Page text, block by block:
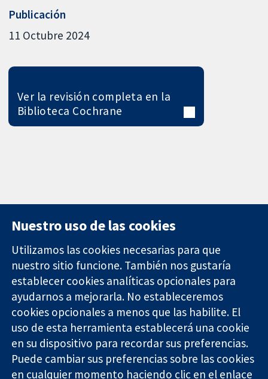
Publicación
11 Octubre 2024
Ver la revisión completa en la
Biblioteca Cochrane
Evidencia fiable.
Decisiones
informadas.
Mejor salud.
11-13 Cavendish
Square
Londres
W1G 0AN
Reino Unido
Contacto
Noticias
Prensa
Sobre
nosotros
Empleo
Cochrane
Library
Nuestro uso de las cookies
Utilizamos las cookies necesarias para que
nuestro sitio funcione. También nos gustaría
establecer cookies analíticas opcionales para
ayudarnos a mejorarla. No estableceremos
cookies opcionales a menos que las habilite. El
uso de esta herramienta establecerá una cookie
en su dispositivo para recordar sus preferencias.
Puede cambiar sus preferencias sobre las cookies
en cualquier momento haciendo clic en el enlace